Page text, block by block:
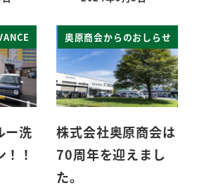
ー洗
！
奥原商会からのおしらせ
株式会社奥原商会は
70周年を迎えまし
た。